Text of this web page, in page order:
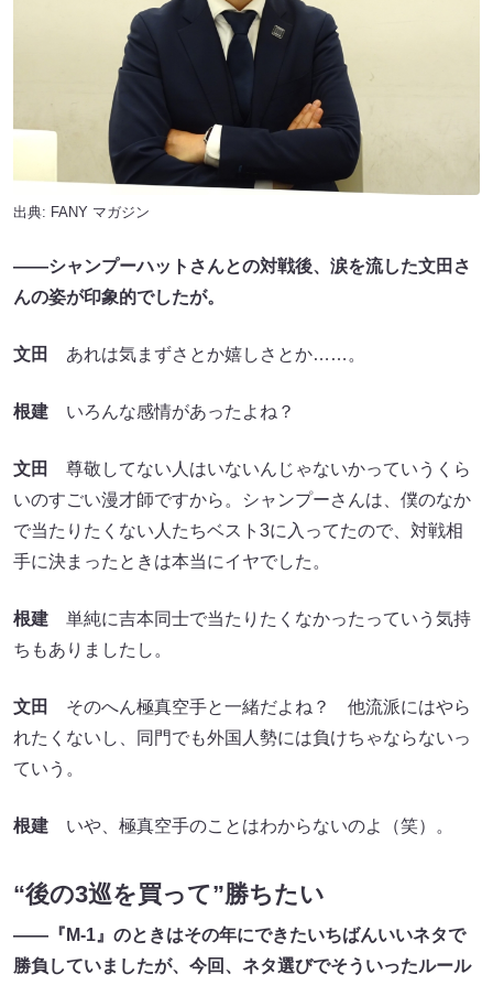
出典: FANY マガジン
――シャンプーハットさんとの対戦後、涙を流した文田さ
んの姿が印象的でしたが。
文田 あれは気まずさとか嬉しさとか……。
根建 いろんな感情があったよね？
文田
尊敬してない人はいないんじゃないかっていうくら
いのすごい漫才師ですから。シャンプーさんは、僕のなか
で当たりたくない人たちベスト3に入ってたので、対戦相
手に決まったときは本当にイヤでした。
根建 単純に吉本同士で当たりたくなかったっていう気持
ちもありましたし。
文田
そのへん極真空手と一緒だよね？ 他流派にはやら
れたくないし、同門でも外国人勢には負けちゃならないっ
ていう。
根建 いや、極真空手のことはわからないのよ（笑）。
“後の3巡を買って”勝ちたい
――『M-1』のときはその年にできたいちばんいいネタで
勝負していましたが、今回、ネタ選びでそういったルール